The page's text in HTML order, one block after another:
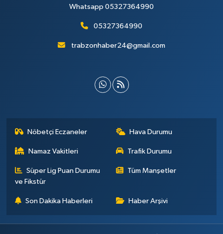
Whatsapp 05327364990
05327364990
trabzonhaber24@gmail.com
Nöbetçi Eczaneler Hava Durumu
Namaz Vakitleri Trafik Durumu
Süper Lig Puan Durumu
ve Fikstür
Tüm Manşetler
Son Dakika Haberleri Haber Arşivi